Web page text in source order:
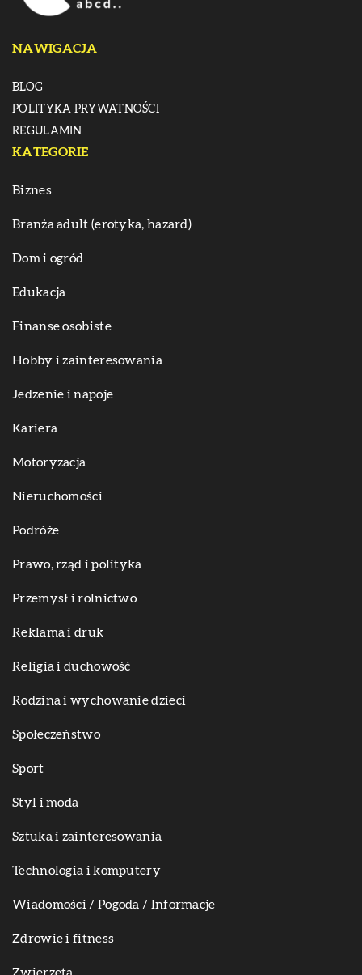
NAWIGACJA
BLOG
POLITYKA PRYWATNOŚCI
REGULAMIN
KATEGORIE
Biznes
Branża adult (erotyka, hazard)
Dom i ogród
Edukacja
Finanse osobiste
Hobby i zainteresowania
Jedzenie i napoje
Kariera
Motoryzacja
Nieruchomości
Podróże
Prawo, rząd i polityka
Przemysł i rolnictwo
Reklama i druk
Religia i duchowość
Rodzina i wychowanie dzieci
Społeczeństwo
Sport
Styl i moda
Sztuka i zainteresowania
Technologia i komputery
Wiadomości / Pogoda / Informacje
Zdrowie i fitness